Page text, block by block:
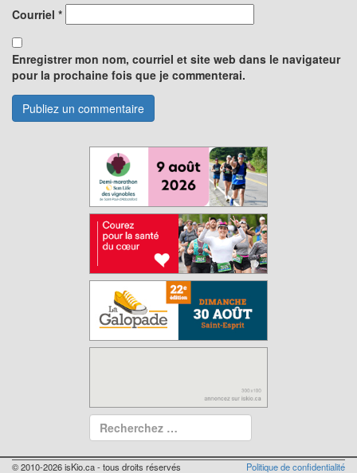
Courriel *
Enregistrer mon nom, courriel et site web dans le navigateur
pour la prochaine fois que je commenterai.
© 2010-2026 isKio.ca - tous droits réservés Politique de confidentialité